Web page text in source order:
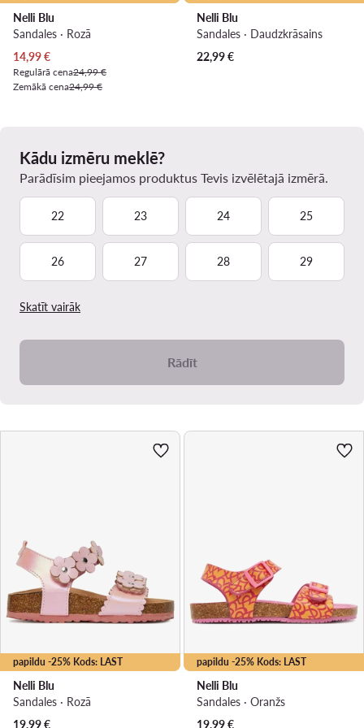
Nelli Blu
Sandales · Rozā
Pašreizējā cena
14,99€
Regulārā cena24,99 €
Zemākā cena24,99 €
Nelli Blu
Sandales · Daudzkrāsains
22,99€
Kādu izmēru meklē?
Parādīsim pieejamos produktus Tevis izvēlētajā izmērā.
22 23 24 25
26 27 28 29
Skatīt vairāk
Rādīt
papildu -25% Kods: LAST
Nelli Blu
Sandales · Rozā
19,99€
papildu -25% Kods: LAST
Nelli Blu
Sandales · Oranžs
19,99€